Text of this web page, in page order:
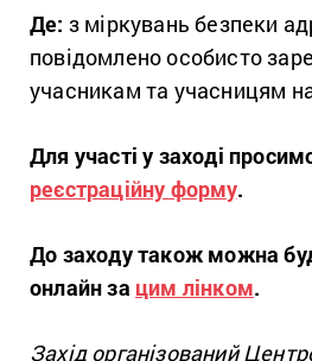
Де: з міркувань безпеки
повідомлено особисто
учасникам та учасницям
Для участі у заході
реєстраційну форму.
До заходу також можна
онлайн за цим лінком.
Захід організований